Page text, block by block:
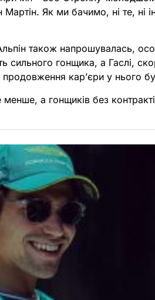
Як ми бачимо, ні те, ні
також напрошувалась,
сильного гонщика, а Гаслі,
карʼєри у нього
менше, а гонщиків без